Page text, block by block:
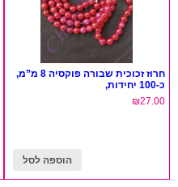
חרוז זכוכית שבורה פוקסיה 8 מ”מ,
כ-100 יחידות,
₪27.00
הוספה לסל